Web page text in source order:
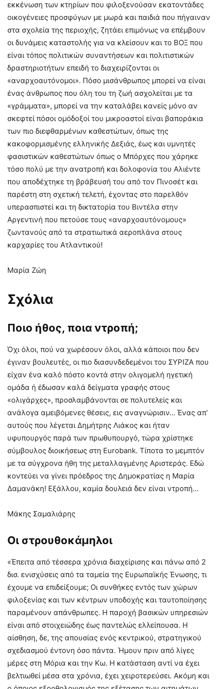
εκκένωση των κτηρίων που φιλοξενούσαν εκατοντάδες
οικογένειες προσφύγων με μωρά και παιδιά που πήγαιναν
στα σχολεία της περιοχής, ζητάει επιμόνως να επέμβουν
οι δυνάμεις καταστολής για να κλείσουν και το ΒΟΞ που
είναι τόπος πολιτικών συναντήσεων και πολιτιστικών
δραστηριοτήτων επειδή το διαχειρίζονται οι
«αναρχοαυτόνομοι». Πόσο μισάνθρωπος μπορεί να είναι
ένας άνθρωπος που όλη του τη ζωή ασχολείται με τα
«γράμματα», μπορεί να την καταλάβει κανείς μόνο αν
σκεφτεί πόσοι ομόδοξοί του μικροαστοί είναι βαποράκια
των πιο διεφθαρμένων καθεστώτων, όπως της
κακοφορμισμένης ελληνικής Δεξιάς, έως και υμνητές
φασιστικών καθεστώτων όπως ο Μπόρχες που χάρηκε
τόσο πολύ με την ανατροπή και δολοφονία του Αλιέντε
που αποδέχτηκε τη βράβευσή του από τον Πινοσέτ και
παρέστη στη σχετική τελετή, έχοντας στο παρελθόν
υπερασπιστεί και τη δικτατορία του Βιντέλα στην
Αργεντινή που πετούσε τους «αναρχοαυτόνομους»
ζωντανούς από τα στρατιωτικά αεροπλάνα στους
καρχαρίες του Ατλαντικού!
Μαρία Ζώη
Σχόλια
Ποιο ήθος, ποια ντροπή;
Όχι όλοι, πού να χωρέσουν όλοι, αλλά κάποιοι που δεν
έγιναν βουλευτές, οι πιο διασυνδεδεμένοι του ΣΥΡΙΖΑ που
είχαν ένα καλό πόστο κοντά στην ολιγομελή ηγετική
ομάδα ή έδωσαν καλά δείγματα γραφής στους
«ολιγάρχες», προσλαμβάνονται σε πολυτελείς και
ανάλογα αμειβόμενες θέσεις, εις αναγνώρισιν… Ένας απ’
αυτούς που λέγεται Δημήτρης Λιάκος και ήταν
υφυπουργός παρά των πρωθυπουργό, τώρα χρίστηκε
σύμβουλος διοικήσεως στη Eurobank. Τίποτα το μεμπτόν
με τα σύγχρονα ήθη της μεταλλαγμένης Αριστεράς. Εδώ
κοντεύει να γίνει πρόεδρος της Δημοκρατίας η Μαρία
Δαμανάκη! Εξάλλου, καμία δουλειά δεν είναι ντροπή…
Μάκης Σαμαλιάρης
Οι στρουθοκάμηλοι
«Έπειτα από τέσσερα χρόνια διαχείρισης και πάνω από 2
δισ. ενισχύσεις από τα ταμεία της Ευρωπαϊκής Ένωσης, τι
έχουμε να επιδείξουμε; Οι συνθήκες εντός των χώρων
φιλοξενίας και των κέντρων υποδοχής και ταυτοποίησης
παραμένουν απάνθρωπες. Η παροχή βασικών υπηρεσιών
είναι από στοιχειώδης έως παντελώς ελλείπουσα. Η
αίσθηση, δε, της απουσίας ενός κεντρικού, στρατηγικού
σχεδιασμού έντονη όσο πάντα. Ήμουν πριν από λίγες
μέρες στη Μόρια και την Κω. Η κατάσταση αντί να έχει
βελτιωθεί μέσα στα χρόνια, έχει χειροτερεύσει. Ακόμη και